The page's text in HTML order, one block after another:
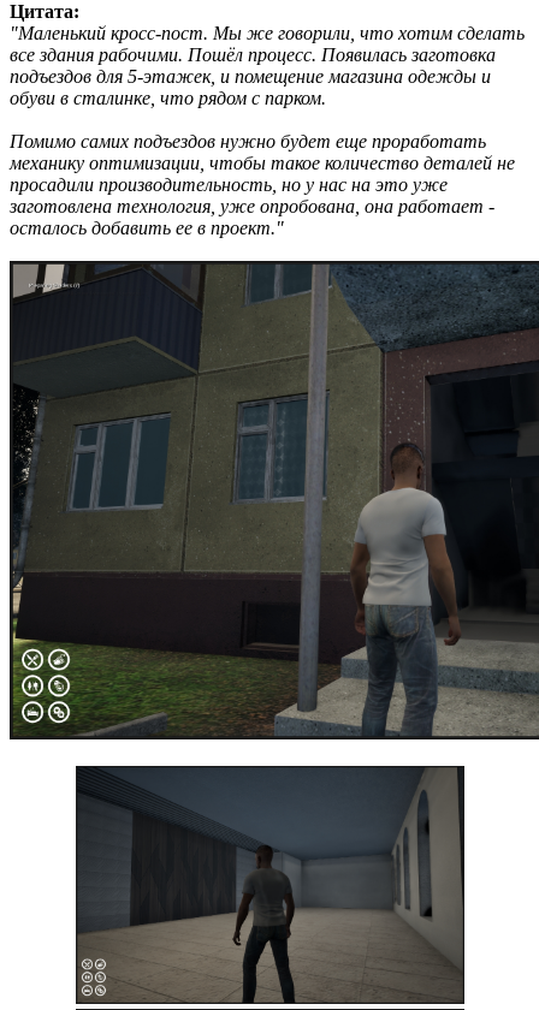
Цитата:
"Маленький кросс-пост. Мы же говорили, что хотим сделать
все здания рабочими. Пошёл процесс. Появилась заготовка
подъездов для 5-этажек, и помещение магазина одежды и
обуви в сталинке, что рядом с парком.
Помимо самих подъездов нужно будет еще проработать
механику оптимизации, чтобы такое количество деталей не
просадили производительность, но у нас на это уже
заготовлена технология, уже опробована, она работает -
осталось добавить ее в проект."